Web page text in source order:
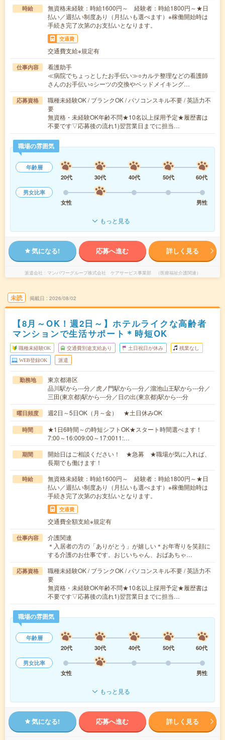
時給
無資格未経験：時給1600円～ 経験者：時給1800円～★日
払い／週払い制度あり（月払いも選べます）※稼働開始時は
手続き完了次第のお支払いとなります。
交通費
交通費支給※規定有
仕事内容
看護助手
≪病院でちょっとしたお手伝い≫○カルテ整理などの看護師
さんのお手伝い○シーツの交換やベッドメイキング…
応募資格
職種未経験OK / ブランクOK / パソコンスキル不要 / 英語力不
要
無資格・未経験OK年齢不問★10名以上採用予定★履歴書は
不要です▽応募後の流れ1)翌営業日までに担当…
職場の雰囲気
年齢層
20代
30代 40代 50代
60代
男女比率
女性
男性
もっと見る
気になる! 応募へ進む 詳しく見る
派遣会社 マンパワーグループ株式会社 ケアサービス事業部 （医療福祉介護関連）
未読 掲載日 2026/08/02
【8月～OK！週2日～】ホテルライクな高齢者
マンションで生活サポート＊時短OK
職種未経験OK 交通費別途支給あり 土日祝日が休み 残業なし
WEB登録OK 派遣
勤務地
東京都港区
品川駅から---分／虎ノ門駅から---分／溜池山王駅から---分／
三田(東京都)駅から---分／日の出(東京都)駅から---分
曜日頻度 週2日～5日OK（月～金） ★土日休みOK
時間
★1日6時間～の時短シフトOK★スタート時間選べます！
7:00～16:009:00～17:0011:…
期間
開始日はご相談ください！ ★急募 ★職場が気に入れば、
長期でも働けます！
時給
無資格未経験：時給1600円～ 経験者：時給1800円～★日
払い／週払い制度あり（月払いも選べます）※稼働開始時は
手続き完了次第のお支払いとなります。
交通費
交通費全額支給※規定有
仕事内容
介護関連
＊入居者の方の「ありがとう」が嬉しい＊お年寄りを笑顔に
する介護のお仕事です。おじいちゃん、おばあちゃ…
応募資格
職種未経験OK / ブランクOK / パソコンスキル不要 / 英語力不
要
無資格・未経験OK年齢不問★10名以上採用予定★履歴書は
不要です▽応募後の流れ1)翌営業日までに担当…
職場の雰囲気
年齢層
20代
30代 40代 50代
60代
男女比率
女性
男性
もっと見る
気になる! 応募へ進む 詳しく見る